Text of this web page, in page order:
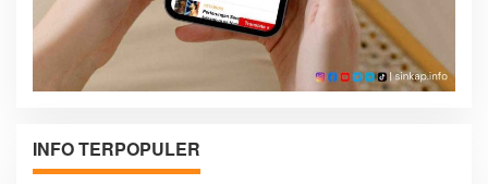
INFO TERPOPULER